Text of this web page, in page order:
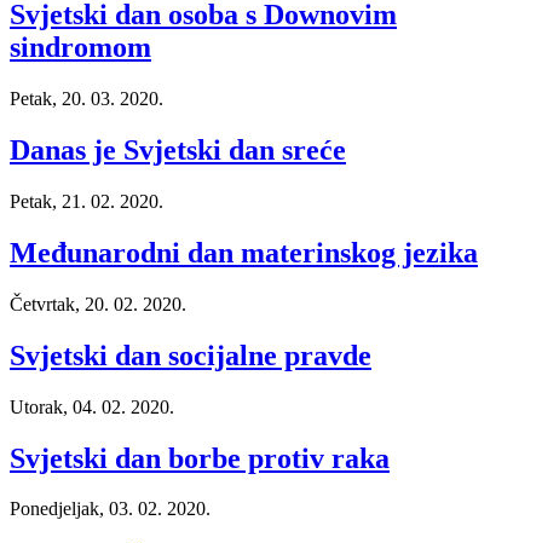
Svjetski dan osoba s Downovim
sindromom
Petak, 20. 03. 2020.
Danas je Svjetski dan sreće
Petak, 21. 02. 2020.
Međunarodni dan materinskog jezika
Četvrtak, 20. 02. 2020.
Svjetski dan socijalne pravde
Utorak, 04. 02. 2020.
Svjetski dan borbe protiv raka
Ponedjeljak, 03. 02. 2020.